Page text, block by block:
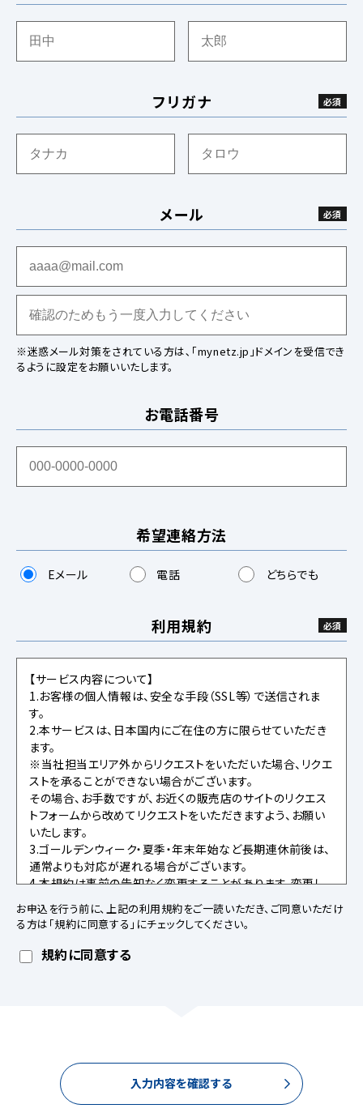
フリガナ
メール
※迷惑メール対策をされている方は､「mynetz.jp」ドメインを受信でき
るように設定をお願いいたします。
お電話番号
希望連絡方法
Eメール 電話 どちらでも
利用規約
【サービス内容について】
1.お客様の個人情報は、安全な手段（SSL等）で送信されま
す。
2.本サービスは、日本国内にご在住の方に限らせていただき
ます。
※当社担当エリア外からリクエストをいただいた場合、リクエ
ストを承ることができない場合がございます。
その場合、お手数ですが、お近くの販売店のサイトのリクエス
トフォームから改めてリクエストをいただきますよう、お願い
いたします。
3.ゴールデンウィーク・夏季・年末年始など長期連休前後は、
通常よりも対応が遅れる場合がございます。
4.本規約は事前の告知なく変更することがあります。変更し
た内容は本ページにてご確認いただくものとします。
【個人情報の取扱について】
1.当社ホームページ上に掲示する「プライバシー・ポリシー」
に基づき、適切に取り扱うものとします。
な確認や連絡をするため。
(2)本リクエストに関するお問い合わせやご要望に対し適切に
対応をするため。
お申込を行う前に、上記の利用規約をご一読いただき、ご同意いただけ
る方は「規約に同意する」にチェックしてください。
規約に同意する
入力内容を確認する